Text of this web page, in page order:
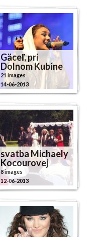
Gäceľ, pri
Dolnom Kubíne
21 images
14-06-2013
svatba Michaely
Kocourovej
8 images
12-06-2013